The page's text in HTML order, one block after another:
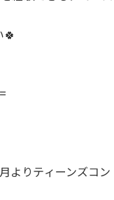
りティーンズコン